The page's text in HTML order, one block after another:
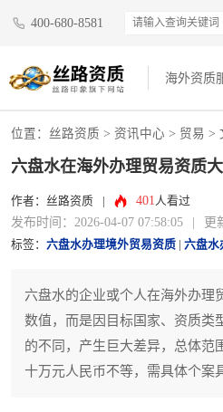
400-680-8581
海外资质
位置： 丝路资质 > 资讯中心 > 贸易 >
六盘水在海外办理贸易资质
作者：丝路资质 401人看过
发布时间：2026-04-07 07:58:05 更
标签： 六盘水办理境外贸易资质 六盘水
六盘水的企业或个人在海外办理
数值，而是因目标国家、资质类
的不同，产生巨大差异，总体范
十万元人民币不等，需具体个案